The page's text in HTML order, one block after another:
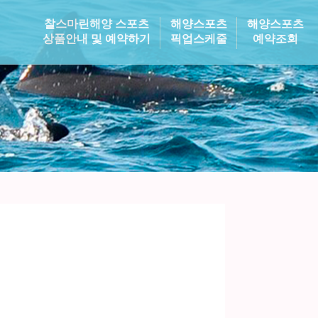
찰스마린해양 스포츠
상품안내 및 예약하기
해양스포츠
픽업스케줄
해양스포츠
예약조회